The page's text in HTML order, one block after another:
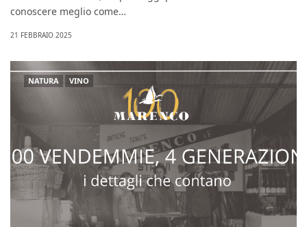
conoscere meglio come…
21 FEBBRAIO 2025
NATURA VINO